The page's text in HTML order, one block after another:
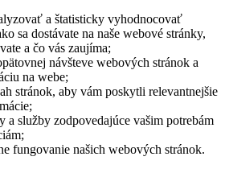
a štatisticky vyhodnocovať
sa dostávate na naše webové stránky,
a čo vás zaujíma;
návšteve webových stránok a
na webe;
stránok, aby vám poskytli relevantnejšie
a služby zodpovedajúce vašim potrebám
fungovanie našich webových stránok.